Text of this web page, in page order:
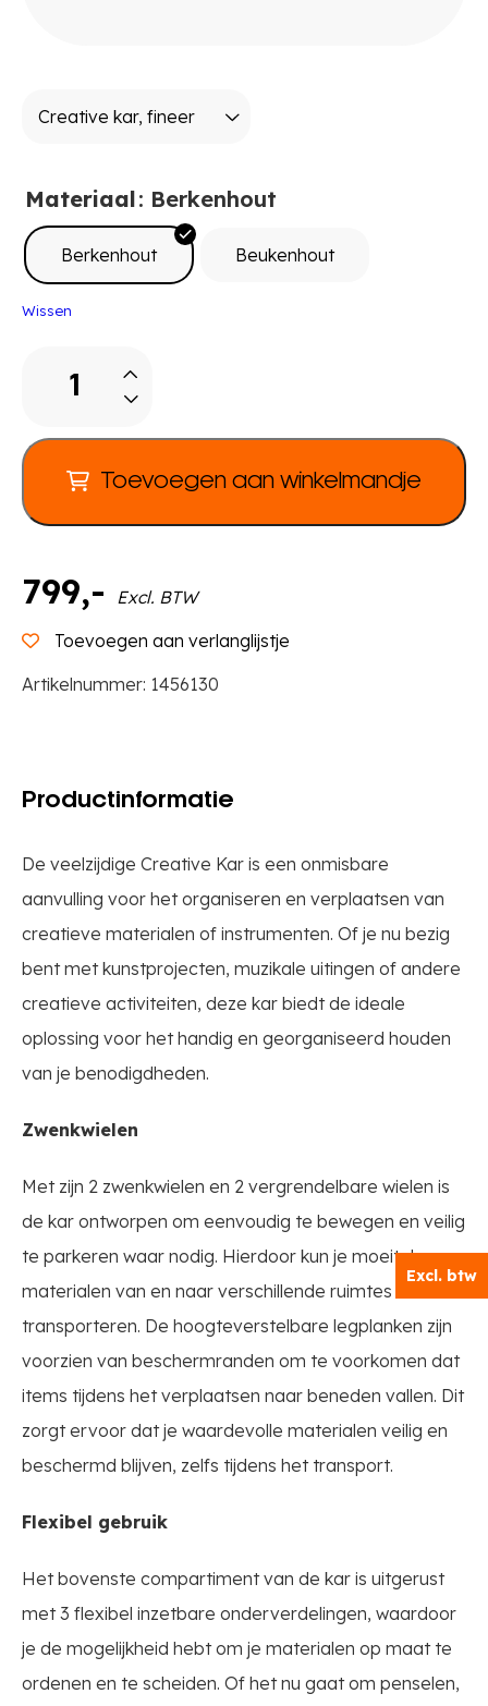
Excl. btw
Materiaal: Berkenhout
Berkenhout Beukenhout
Wissen
799,- Excl. BTW
aantal
Toevoegen aan winkelmandje
Toevoegen aan verlanglijstje
Artikelnummer: 1456130
Productinformatie
De veelzijdige Creative Kar is een onmisbare
aanvulling voor het organiseren en verplaatsen van
creatieve materialen of instrumenten. Of je nu bezig
bent met kunstprojecten, muzikale uitingen of andere
creatieve activiteiten, deze kar biedt de ideale
oplossing voor het handig en georganiseerd houden
van je benodigdheden.
Zwenkwielen
Met zijn 2 zwenkwielen en 2 vergrendelbare wielen is
de kar ontworpen om eenvoudig te bewegen en veilig
te parkeren waar nodig. Hierdoor kun je moeiteloos
materialen van en naar verschillende ruimtes
transporteren. De hoogteverstelbare legplanken zijn
voorzien van beschermranden om te voorkomen dat
items tijdens het verplaatsen naar beneden vallen. Dit
zorgt ervoor dat je waardevolle materialen veilig en
beschermd blijven, zelfs tijdens het transport.
Flexibel gebruik
Het bovenste compartiment van de kar is uitgerust
met 3 flexibel inzetbare onderverdelingen, waardoor
je de mogelijkheid hebt om je materialen op maat te
ordenen en te scheiden. Of het nu gaat om penselen,